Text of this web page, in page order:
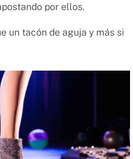
por ellos.
un tacón de aguja y más si